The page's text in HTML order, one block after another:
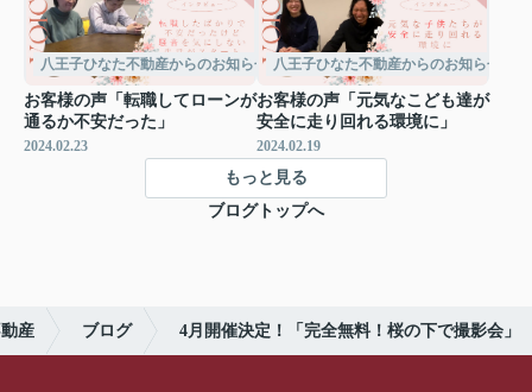
八王子ひなた不動産からのお知らせ
お客様の声「転職してローンが
通るか不安だった」
2024.02.23
八王子ひなた不動産からのお知らせ
お客様の声「元気なこども達が
安全に走り回れる環境に」
2024.02.19
もっと見る
ブログトップへ
産 ブログ 4月開催決定！「完全無料！桜の下で撮影会」